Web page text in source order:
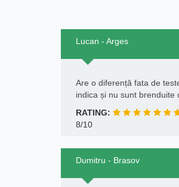
Lucan - Arges
Are o diferență fata de
indica și nu sunt brenduite
RATING:
8/10
Dumitru - Brasov